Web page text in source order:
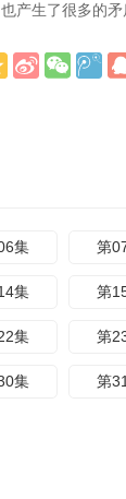
产生了很多的
集 第
集 第
集 第
集 第